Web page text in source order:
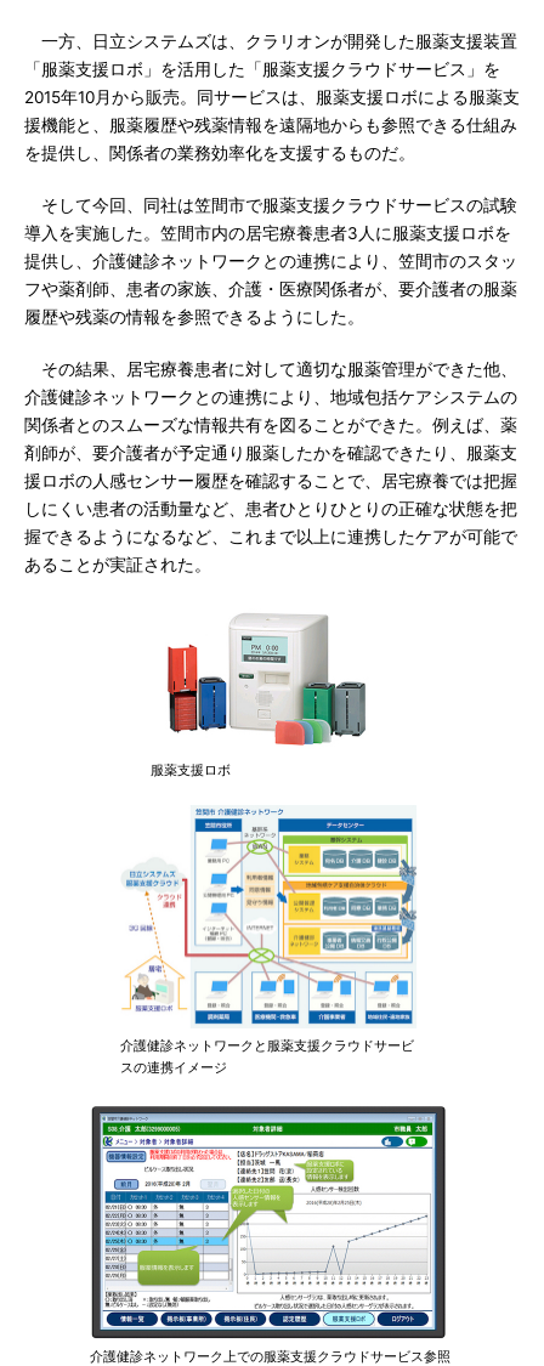
一方、日立システムズは、クラリオンが開発した服薬支援装置
「服薬支援ロボ」を活用した「服薬支援クラウドサービス」を
2015年10月から販売。同サービスは、服薬支援ロボによる服薬支
援機能と、服薬履歴や残薬情報を遠隔地からも参照できる仕組み
を提供し、関係者の業務効率化を支援するものだ。
そして今回、同社は笠間市で服薬支援クラウドサービスの試験
導入を実施した。笠間市内の居宅療養患者3人に服薬支援ロボを
提供し、介護健診ネットワークとの連携により、笠間市のスタッ
フや薬剤師、患者の家族、介護・医療関係者が、要介護者の服薬
履歴や残薬の情報を参照できるようにした。
その結果、居宅療養患者に対して適切な服薬管理ができた他、
介護健診ネットワークとの連携により、地域包括ケアシステムの
関係者とのスムーズな情報共有を図ることができた。例えば、薬
剤師が、要介護者が予定通り服薬したかを確認できたり、服薬支
援ロボの人感センサー履歴を確認することで、居宅療養では把握
しにくい患者の活動量など、患者ひとりひとりの正確な状態を把
握できるようになるなど、これまで以上に連携したケアが可能で
あることが実証された。
服薬支援ロボ
介護健診ネットワークと服薬支援クラウドサービ
スの連携イメージ
介護健診ネットワーク上での服薬支援クラウドサービス参照